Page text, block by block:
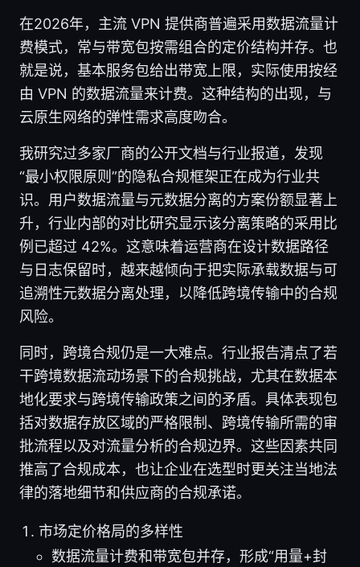
在2026年，主流 VPN 提供商普遍采用数据流量计
费模式，常与带宽包按需组合的定价结构并存。也
就是说，基本服务包给出带宽上限，实际使用按经
由 VPN 的数据流量来计费。这种结构的出现，与
云原生网络的弹性需求高度吻合。
我研究过多家厂商的公开文档与行业报道，发现
“最小权限原则”的隐私合规框架正在成为行业共
识。用户数据流量与元数据分离的方案份额显著上
升，行业内部的对比研究显示该分离策略的采用比
例已超过 42%。这意味着运营商在设计数据路径
与日志保留时，越来越倾向于把实际承载数据与可
追溯性元数据分离处理，以降低跨境传输中的合规
风险。
同时，跨境合规仍是一大难点。行业报告清点了若
干跨境数据流动场景下的合规挑战，尤其在数据本
地化要求与跨境传输政策之间的矛盾。具体表现包
括对数据存放区域的严格限制、跨境传输所需的审
批流程以及对流量分析的合规边界。这些因素共同
推高了合规成本，也让企业在选型时更关注当地法
律的落地细节和供应商的合规承诺。
市场定价格局的多样性
数据流量计费和带宽包并存，形成“用量+封